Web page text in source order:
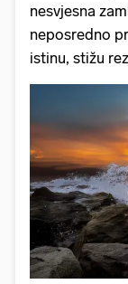
nesvjesna
neposredno
istinu, stižu